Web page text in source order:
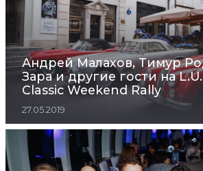
Андрей Малахов, Тимур
Зара и другие гости на
Classic Weekend Rally
27.05.2019